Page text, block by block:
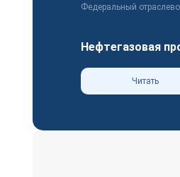
Федеральный
Нефтегазовая
Читать